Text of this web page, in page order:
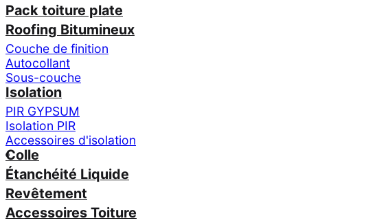
Pack toiture plate
Roofing Bitumineux
Couche de finition
Autocollant
Sous-couche
Isolation
PIR GYPSUM
Isolation PIR
Accessoires d'isolation
Colle
Étanchéité Liquide
Revêtement
Accessoires Toiture